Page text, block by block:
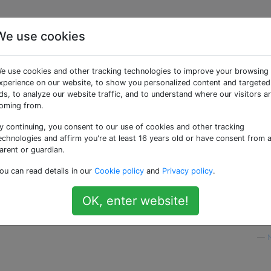
für VS2012?
ist grob.
oder etwas dafür bekommen kann, damit es
Aussehen von VS2010 hat mir sehr gut gefallen. Der
mich nicht mehr anzuschreien, während wir gerade
schwer zu lesen.
[Anmerkung: Kappen wurden gelöst,
use cookies
use cookies and other tracking technologies to improve your browsing
on our website, to show you personalized content and targeted
to analyze our website traffic, and to understand where our visitors
from.
continuing, you consent to our use of cookies and other tracking
and affirm you're at least 16 years old or have consent from a
or guardian.
can read details in our Cookie policy and Privacy policy.
OK, enter website!